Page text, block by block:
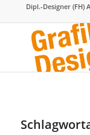
Dipl.-Designer (FH)